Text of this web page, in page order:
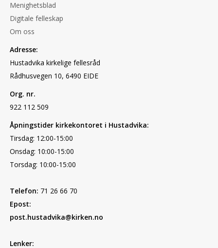
Menighetsblad
Digitale felleskap
Om oss
Adresse:
Hustadvika kirkelige fellesråd
Rådhusvegen 10, 6490 EIDE
Org. nr.
922 112 509
Åpningstider kirkekontoret i Hustadvika:
Tirsdag: 12:00-15:00
Onsdag: 10:00-15:00
Torsdag: 10:00-15:00
Telefon: 71 26 66 70
Epost:
post.hustadvika@kirken.no
Lenker: